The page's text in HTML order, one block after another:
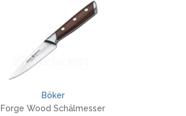
Böker
Forge Wood Schälmesser